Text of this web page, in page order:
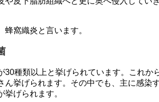
窩織炎と言います。
30種類以上と挙げられています。これか
挙げられます。その中でも、主に感染
げられます。